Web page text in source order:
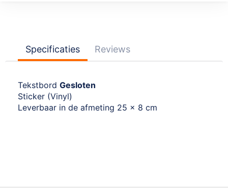
Specificaties Reviews
Tekstbord Gesloten
Sticker (Vinyl)
Leverbaar in de afmeting 25 x 8 cm